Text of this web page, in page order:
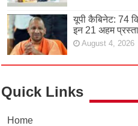
यूपी कैबिनेट: 74
इन 21 अहम
August 4, 2026
Quick Links
Home